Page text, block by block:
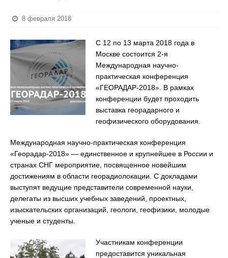
8 февраля 2018
С 12 по 13 марта 2018 года в
Москве состоится 2-я
Международная научно-
практическая конференция
«ГЕОРАДАР-2018». В рамках
конференции будет проходить
выставка георадарного и
геофизического оборудования.
Международная научно-практическая конференция
«Георадар-2018» — единственное и крупнейшее в России и
странах СНГ мероприятие, посвященное новейшим
достижениям в области георадиолокации. С докладами
выступят ведущие представители современной науки,
делегаты из высших учебных заведений, проектных,
изыскательских организаций, геологи, геофизики, молодые
ученые и студенты.
Участникам конференции
предоставится уникальная